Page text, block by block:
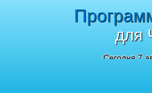
для
Сегодня 7